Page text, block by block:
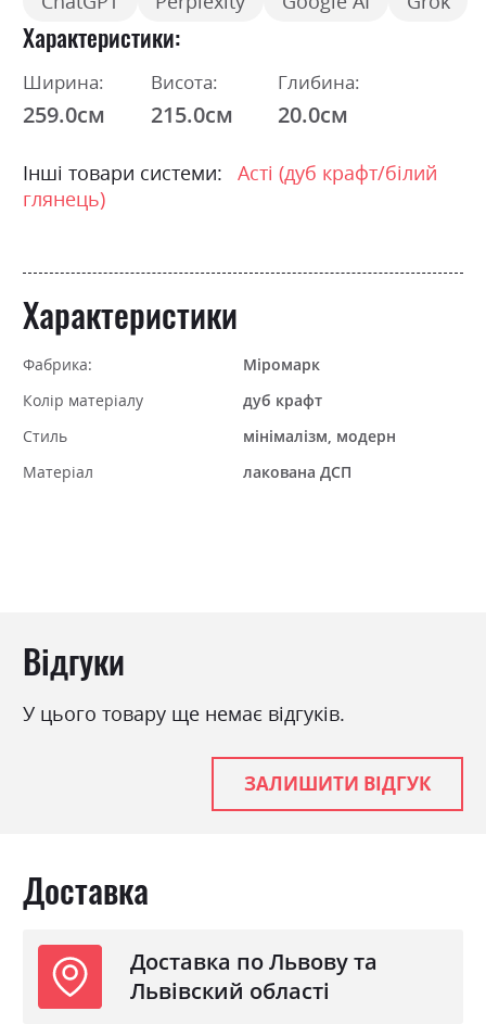
Характеристики
Ширина:
259.0см
Висота:
215.0см
Глибина:
20.0см
Інші товари системи:
Асті (дуб крафт/білий
глянець)
Характеристики
Фабрика:
Міромарк
Колір матеріалу
дуб крафт
Стиль
мінімалізм, модерн
Матеріал
лакована ДСП
Відгуки
У цього товару ще немає відгуків.
ЗАЛИШИТИ ВІДГУК
Доставка
Доставка по Львову та
Львівский області